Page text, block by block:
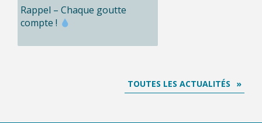
Rappel – Chaque goutte
compte !
TOUTES LES ACTUALITÉS